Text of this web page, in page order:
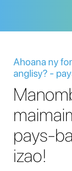
Ahoana ny
anglisy? -
pays-
izao!